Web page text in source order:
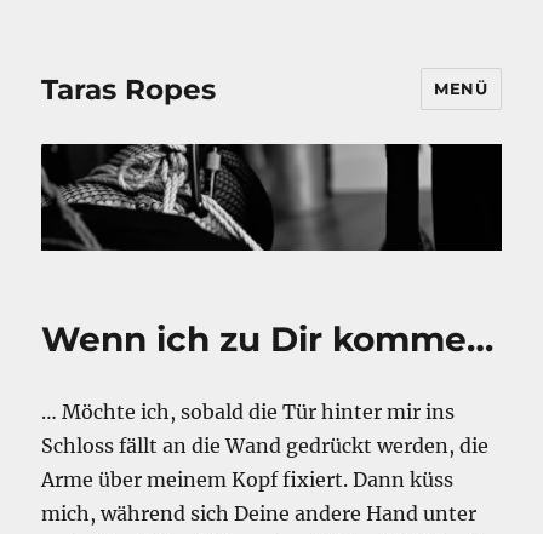
Taras Ropes MENÜ
Wenn ich zu Dir komme…
​… Möchte ich, sobald die Tür hinter mir ins
Schloss fällt an die Wand gedrückt werden, die
Arme über meinem Kopf fixiert. Dann küss
mich, während sich Deine andere Hand unter